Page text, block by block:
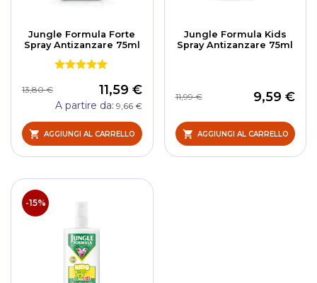
Jungle Formula Forte
Spray Antizanzare 75ml
11,59 €
13,80 €
A partire da 9,66 €
AGGIUNGI AL CARRELLO
Jungle Formula Kids
Spray Antizanzare 75ml
9,59 €
11,99 €
AGGIUNGI AL CARRELLO
-15%